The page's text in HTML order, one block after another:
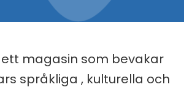
ett magasin som bevakar
språkliga , kulturella och